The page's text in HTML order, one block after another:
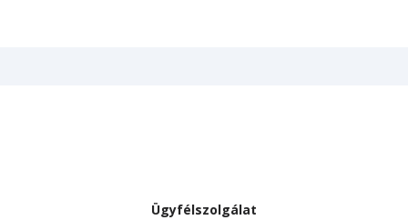
Ügyfélszolgálat